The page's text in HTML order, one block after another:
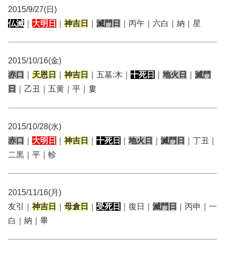
2015/9/27(日)
仏滅
大明日 神吉日 滅門日 ｜丙午｜六白｜納｜星
2015/10/16(金)
赤口
天恩日 神吉日 ｜五墓:木｜ 十死日 地火日
滅門
日
｜乙丑｜五黄｜平｜婁
2015/10/28(水)
赤口
大明日 神吉日 十死日 地火日 滅門日
｜丁丑｜
二黒｜平｜軫
2015/11/16(月)
友引｜ 神吉日 母倉日 受死日 ｜復日｜ 滅門日
｜丙申｜一
白｜納｜畢